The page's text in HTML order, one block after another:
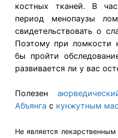
костных тканей. В
период менопаузы
свидетельствовать о
Поэтому при ломкости
бы пройти
развивается ли у вас
Полезен
Абъянга с кунжутным
Не является